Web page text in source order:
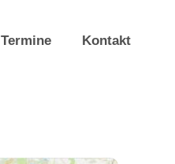
Termine Kontakt